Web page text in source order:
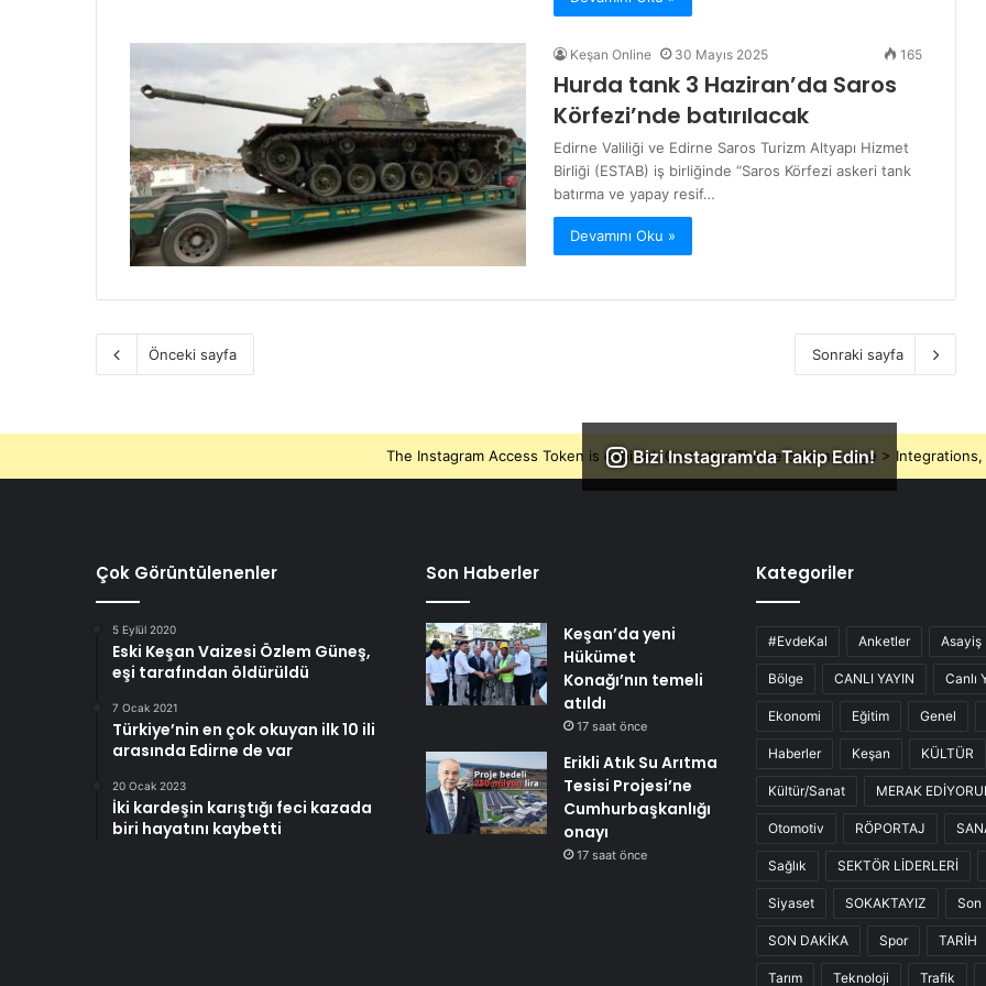
Keşan Online 30 Mayıs 2025 165
Hurda tank 3 Haziran’da Saros
Körfezi’nde batırılacak
Edirne Valiliği ve Edirne Saros Turizm Altyapı Hizmet
Birliği (ESTAB) iş birliğinde “Saros Körfezi askeri tank
batırma ve yapay resif…
Devamını Oku »
Önceki sayfa Sonraki sayfa
Bizi Instagram'da Takip Edin!
The Instagram Access Token is expired, Go to the Theme options page >
Çok Görüntülenenler
5 Eylül 2020
Eski Keşan Vaizesi Özlem Güneş,
eşi tarafından öldürüldü
7 Ocak 2021
Türkiye’nin en çok okuyan ilk 10 ili
arasında Edirne de var
20 Ocak 2023
İki kardeşin karıştığı feci kazada
biri hayatını kaybetti
Son Haberler
Keşan’da yeni
Hükümet
Konağı’nın temeli
atıldı
17 saat önce
Erikli Atık Su Arıtma
Tesisi Projesi’ne
Cumhurbaşkanlığı
onayı
17 saat önce
Kategoriler
#EvdeKal Anketler Asayiş
Bölge CANLI YAYIN Canlı
Ekonomi Eğitim Genel
Haberler Keşan KÜLTÜR
Kültür/Sanat MERAK
Otomotiv RÖPORTAJ
Sağlık SEKTÖR LİDERLERİ
Siyaset SOKAKTAYIZ Son
SON DAKİKA Spor TARİH
Tarım Teknoloji Trafik